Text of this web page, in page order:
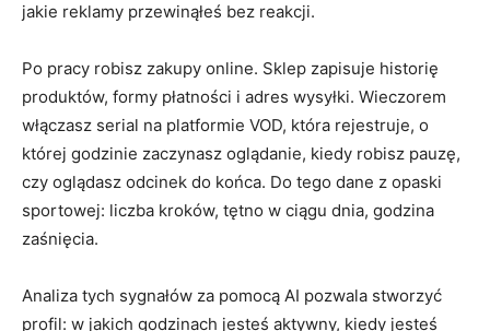
jakie reklamy przewinąłeś bez reakcji.
Po pracy robisz zakupy online. Sklep zapisuje historię
produktów, formy płatności i adres wysyłki. Wieczorem
włączasz serial na platformie VOD, która rejestruje, o
której godzinie zaczynasz oglądanie, kiedy robisz pauzę,
czy oglądasz odcinek do końca. Do tego dane z opaski
sportowej: liczba kroków, tętno w ciągu dnia, godzina
zaśnięcia.
Analiza tych sygnałów za pomocą AI pozwala stworzyć
profil: w jakich godzinach jesteś aktywny, kiedy jesteś